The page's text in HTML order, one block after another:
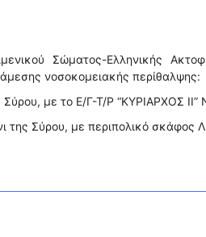
Σώματος-Ελληνικής
νοσοκομειακής περίθαλψης:
με το Ε/Γ-Τ/Ρ “ΚΥΡΙΑΡΧΟΣ
της Σύρου, με περιπολικό σκάφος